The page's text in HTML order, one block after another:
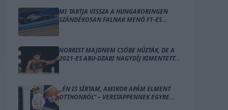
MI TARTJA VISSZA A HUNGARORINGEN
SZÁNDÉKOSAN FALNAK MENŐ F1-ES
NORRIST MAJDNEM CSŐBE HÚZTÁK, DE A
2021-ES ABU-DZABI NAGYDÍJ KIMENTETTE
„ÉN IS SÍRTAM, AMIKOR APÁM ELMENT
OTTHONRÓL” – VERSTAPPENNEK EGYRE
NEHEZEBB A KETTŐS SZEREP